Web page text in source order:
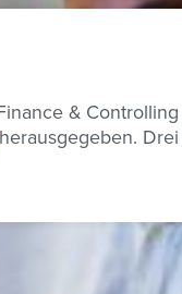
&
herausgegeben.